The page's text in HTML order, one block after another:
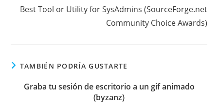
Best Tool or Utility for SysAdmins (SourceForge.net
Community Choice Awards)
TAMBIÉN PODRÍA GUSTARTE
Graba tu sesión de escritorio a un gif animado
(byzanz)